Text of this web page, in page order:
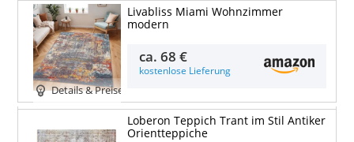
Details & Preise
Livabliss Miami Wohnzimmer
modern
ca.68 €
kostenlose Lieferung
Loberon Teppich Trant im Stil Antiker
Orientteppiche